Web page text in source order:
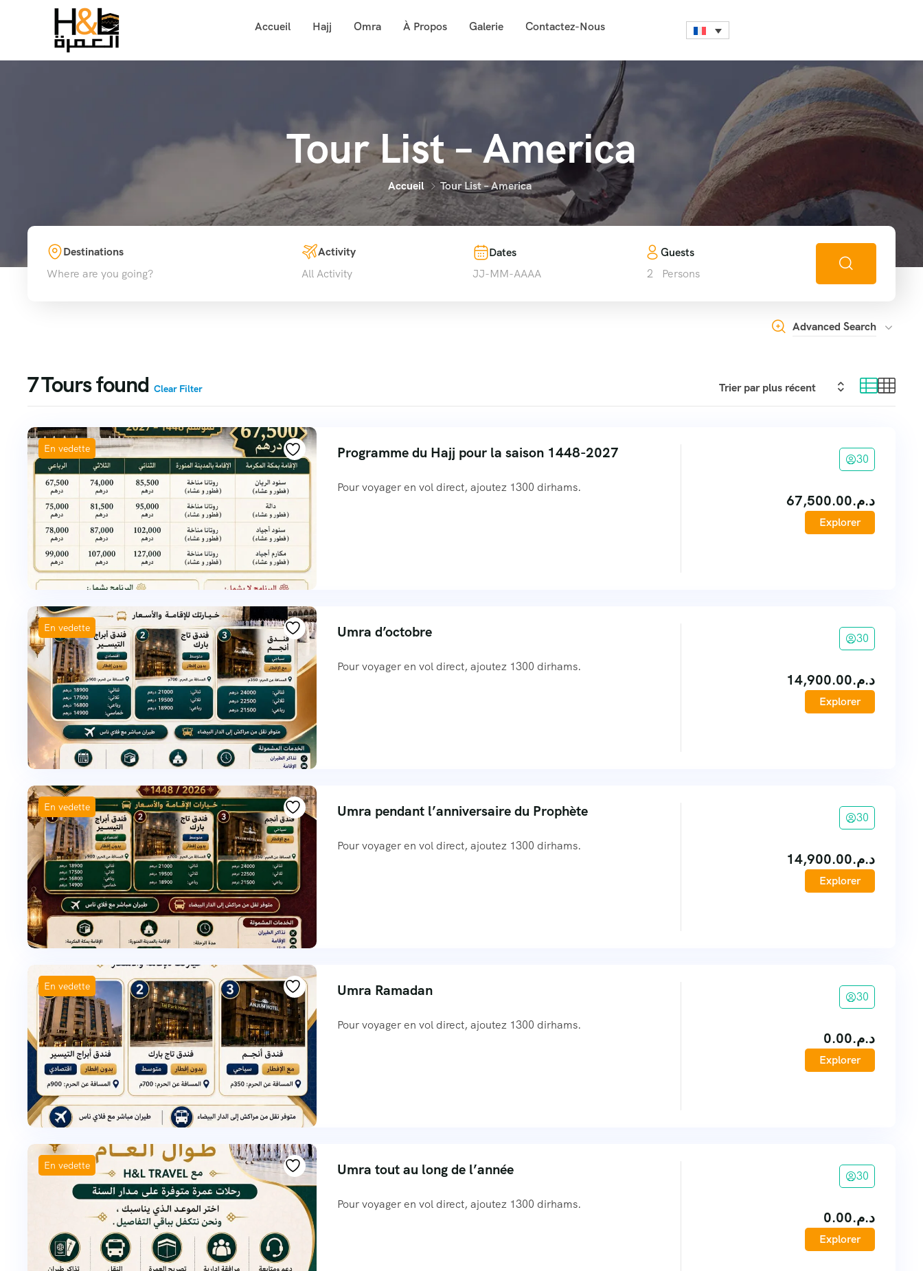
Accueil Hajj Omra À Propos Galerie Contactez-Nous
Tour List – America
Accueil Tour List – America
Destinations
Where are you going?
Activity
All Activity
Dates
Guests
2
Persons
Advanced Search
7Tours found Clear Filter
En vedette Programme du Hajj pour la saison 1448-2027
Pour voyager en vol direct, ajoutez 1300 dirhams.
30
د.م.67,500.00
Explorer
En vedette Umra d’octobre
Pour voyager en vol direct, ajoutez 1300 dirhams.
30
د.م.14,900.00
Explorer
En vedette Umra pendant l’anniversaire du Prophète
Pour voyager en vol direct, ajoutez 1300 dirhams.
30
د.م.14,900.00
Explorer
En vedette Umra Ramadan
Pour voyager en vol direct, ajoutez 1300 dirhams.
30
د.م.0.00
Explorer
En vedette Umra tout au long de l’année
Pour voyager en vol direct, ajoutez 1300 dirhams.
30
د.م.0.00
Explorer